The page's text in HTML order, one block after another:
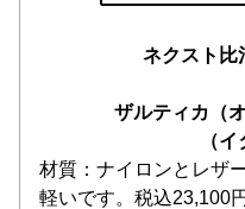
ネクスト比
ザルティカ（
（
材質：ナイロンとレザ
軽いです。税込23,100円